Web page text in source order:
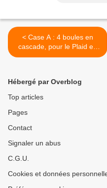
< Case A : 4 boules en
cascade, pour le Plaid en
Fêtes
Hébergé par Overblog
Top articles
Pages
Contact
Signaler un abus
C.G.U.
Cookies et données